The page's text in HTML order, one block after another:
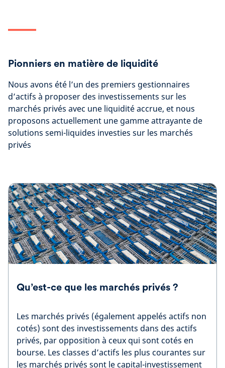
Pionniers en matière de liquidité
Nous avons été l’un des premiers gestionnaires
d’actifs à proposer des investissements sur les
marchés privés avec une liquidité accrue, et nous
proposons actuellement une gamme attrayante de
solutions semi-liquides investies sur les marchés
privés
Qu’est-ce que les marchés privés ?
Les marchés privés (également appelés actifs non
cotés) sont des investissements dans des actifs
privés, par opposition à ceux qui sont cotés en
bourse. Les classes d’actifs les plus courantes sur
les marchés privés sont le capital-investissement